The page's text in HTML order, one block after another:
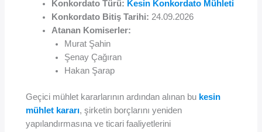
Konkordato Türü: Kesin Konkordato Mühleti
Konkordato Bitiş Tarihi: 24.09.2026
Atanan Komiserler:
Murat Şahin
Şenay Çağıran
Hakan Şarap
Geçici mühlet kararlarının ardından alınan bu kesin
mühlet kararı, şirketin borçlarını yeniden
yapılandırmasına ve ticari faaliyetlerini